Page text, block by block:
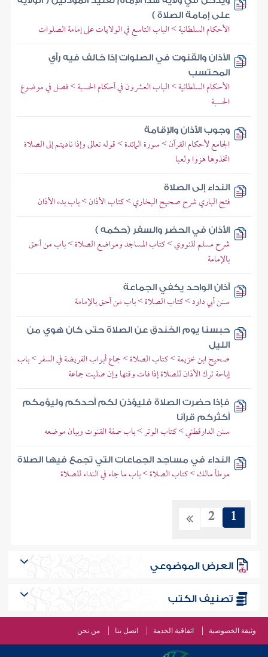
على إمامة الصلاة )
الأحكام السلطانية > الباب التاسع في الولايات على إمامة الصلوات
الأذان والقنوت في الصلوات إذا خالف فيه رأي
المحتسب
الأحكام السلطانية > الباب العشرون في أحكام الحسبة > فصل في موضوع
الحسبة
وجوب الأذان والإقامة
الجامع لأحكام القرآن > سورة المائدة > قوله تعالى وإذا ناديتم إلى الصلاة
اتخذوها هزوا ولعبا
النداء إلى الصلاة
فتح الباري شرح صحيح البخاري > كتاب الأذان > باب بدء الأذان
الأذان في الحضر والسفر (حكمه )
شرح مسلم للنووي > كتاب المساجد ومواضع الصلاة > باب من أحق
بالإمامة
أذان الواحد يكفي الجماعة
سنن أبي داود > كتاب الصلاة > باب من أحق بالإمامة
حبسنا يوم الخندق عن الصلاة حتى كان هوي من
الليل
صحيح ابن خزيمة > كتاب الصلاة > جماع أبواب الفريضة في السفر > باب
إباحة ترك الأذان للصلاة إذا فات وقتها وإن صليت جماعة
فإذا حضرت الصلاة فليؤذن لكم أحدكم وليؤمكم
أكثركم قرآنا
سنن الدارقطني > كتاب الوتر > باب صفة القنوت وبيان موضعه
النداء في مساجد الجماعات التي تجمع فيها الصلاة
موطأ مالك > كتاب الصلاة > باب ما جاء في النداء للصلاة
1
2
العرض الموضوعي
تصنيف الكتب
وثيقة الخصوصية اتفاقية الخدمة اتصل بنا من نحن